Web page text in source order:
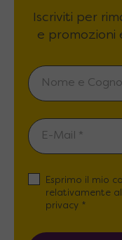
Iscriviti per
e promozioni
Esprimo il mio
relativamente al
privacy *